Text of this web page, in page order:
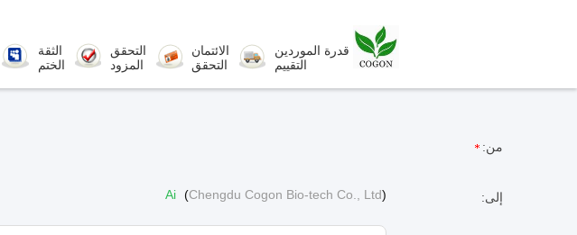
الثقة
الختم
التحقق
المزود
الائتمان
التحقق
قدرة الموردين
التقييم
من:
إلى: Ai (Chengdu Cogon Bio-tech Co., Ltd)